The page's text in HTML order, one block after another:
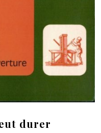
durer